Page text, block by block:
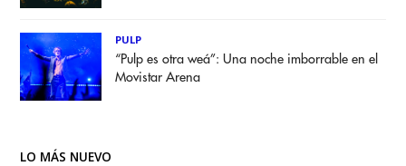
PULP
“Pulp es otra weá”: Una noche imborrable en el
Movistar Arena
LO MÁS NUEVO